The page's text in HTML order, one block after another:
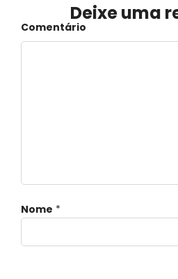
Deixe uma
Comentário
Nome *